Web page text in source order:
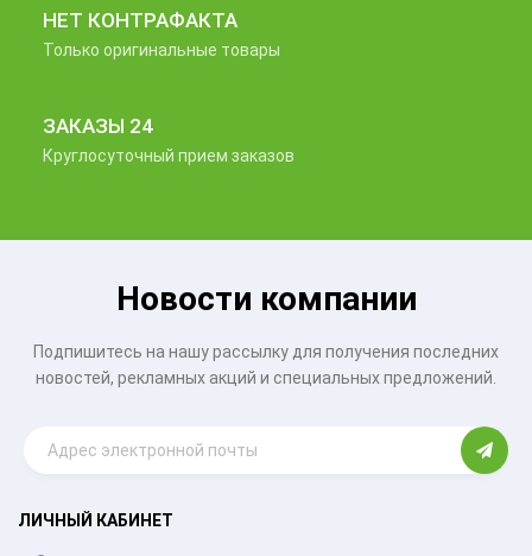
НЕТ КОНТРАФАКТА
Только оригинальные товары
ЗАКАЗЫ 24
Круглосуточный прием заказов
Новости компании
Подпишитесь на нашу рассылку для получения последних
новостей, рекламных акций и специальных предложений.
ЛИЧНЫЙ КАБИНЕТ